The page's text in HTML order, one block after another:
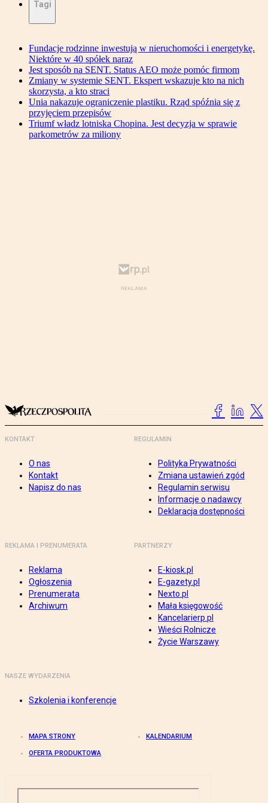
Tagi
Fundacje rodzinne inwestują w nieruchomości i energetykę.
Niektóre w 40 spółek naraz
Jest sposób na SENT. Status AEO może pomóc firmom
Zmiany w systemie SENT. Ekspert wskazuje kto na nich
skorzysta, a kto straci
Unia nakazuje ograniczenie plastiku. Rząd spóźnia się z
przyjęciem przepisów
Triumf władz lotniska Chopina. Jest decyzja w sprawie
parkometrów za miliony
KONTAKT
O nas
Kontakt
Napisz do nas
REGULAMIN
Polityka Prywatności
Zmiana ustawień zgód
Regulamin serwisu
Informacje o nadawcy
Deklaracja dostępności
REKLAMA I PRENUMERATA
Reklama
Ogłoszenia
Prenumerata
Archiwum
PARTNERZY
E-kiosk.pl
E-gazety.pl
Nexto.pl
Mała księgowość
Kancelarierp.pl
Wieści Rolnicze
Życie Warszawy
NASZE WYDARZENIA
Szkolenia i konferencje
MAPA STRONY KALENDARIUM
OFERTA PRODUKTOWA